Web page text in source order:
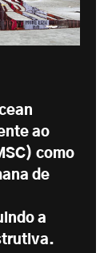
ao
como
de
a